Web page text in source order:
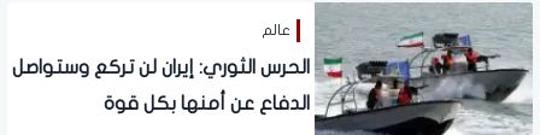
عالم
الحرس الثوري: إيران لن تركع وستواصل
الدفاع عن أمنها بكل قوة